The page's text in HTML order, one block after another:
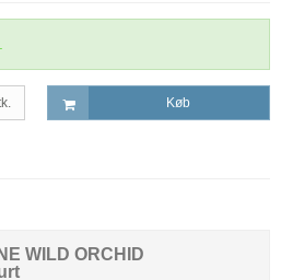
Køb
WILD ORCHID